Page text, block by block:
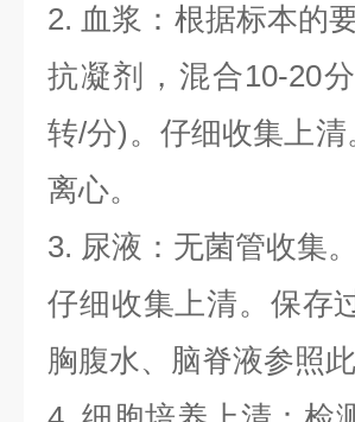
2. 血浆：根据标本的
抗凝剂，混合10-20
转/分)。仔细收集上
离心。
3. 尿液：无菌管收集
仔细收集上清。保存
胸腹水、脑脊液参照此